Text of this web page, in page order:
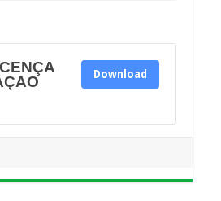
Download